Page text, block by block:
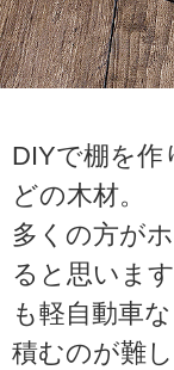
DIYで棚を作
どの木材。
多くの方が
ると思いま
も軽自動車
積むのが難